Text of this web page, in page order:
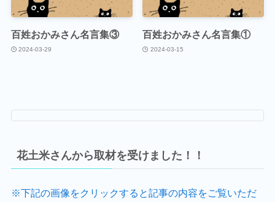
百姓おかみさん名言集③
2024-03-29
百姓おかみさん名言集①
2024-03-15
花土米さんから取材を受けました！！
※下記の画像をクリックすると記事の内容をご覧いただ